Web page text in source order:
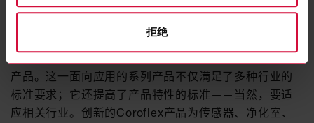
拒绝
优质电线电缆的技术领先的开发商和制造商，我们已经
产品。这一面向应用的系列产品不仅满足了多种行业的
标准要求；它还提高了产品特性的标准——当然，要适
应相关行业。创新的Coroflex产品为传感器、净化室、